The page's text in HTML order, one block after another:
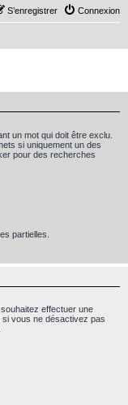
Connexion
S’enregistrer
un mot qui doit être exclu.
si uniquement un des
pour des recherches
partielles.
effectuer une
vous ne désactivez pas